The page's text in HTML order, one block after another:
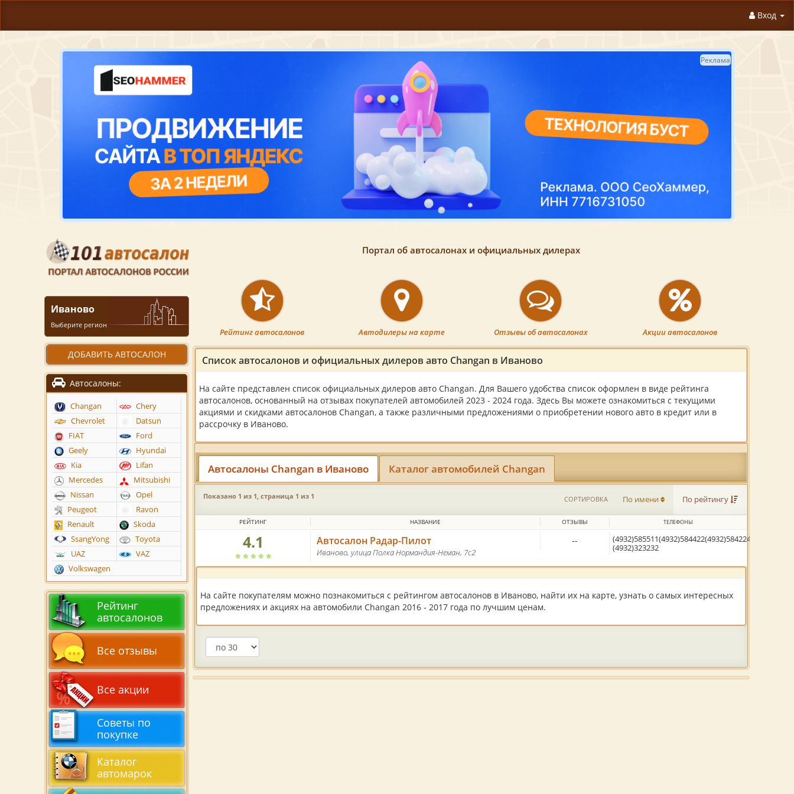
Реклама
Список автосалонов и официальных дилеров авто Changan в Иваново
На сайте представлен список официальных дилеров авто Changan. Для Вашего удобства список оформлен в виде рейтинга
автосалонов, основанный на отзывах покупателей автомобилей 2023 - 2024 года. Здесь Вы можете ознакомиться с текущими
акциями и скидками автосалонов Changan, а также различными предложениями о приобретении нового авто в кредит или в
рассрочку в Иваново.
Автосалоны Changan в Иваново Каталог автомобилей Changan
Показано 1 из 1, страница 1 из 1 СОРТИРОВКА По имени По рейтингу
РЕЙТИНГ НАЗВАНИЕ ОТЗЫВЫ ТЕЛЕФОНЫ
автосалона 4.1 Автосалон Радар-Пилот
Иваново, улица Полка Нормандия-Неман, 7с2
--
(4932)585511(4932)584422(4932)584224
(4932)323232
На сайте покупателям можно познакомиться с рейтингом автосалонов в Иваново, найти их на карте, узнать о самых интересных
предложениях и акциях на автомобили Changan 2016 - 2017 года по лучшим ценам.
Портал об автосалонах и официальных дилерах
Рейтинг автосалонов Автодилеры на карте Отзывы об автосалонах Акции автосалонов
Иваново
Выберите регион
ДОБАВИТЬ АВТОСАЛОН
Автосалоны:
Changan
Chery
Chevrolet
Datsun
FIAT
Ford
Geely
Hyundai
Kia
Lifan
Mercedes
Mitsubishi
Nissan
Opel
Peugeot
Ravon
Renault
Skoda
SsangYong
Toyota
UAZ
VAZ
Volkswagen
Рейтинг
автосалонов
Все отзывы
Все акции
Советы по
покупке
Каталог
автомарок
Вход